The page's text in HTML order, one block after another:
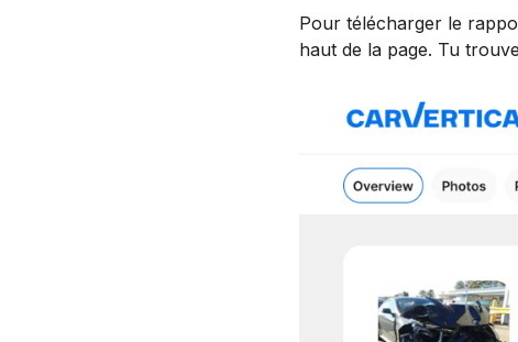
Pour télécharger le
haut de la page. Tu